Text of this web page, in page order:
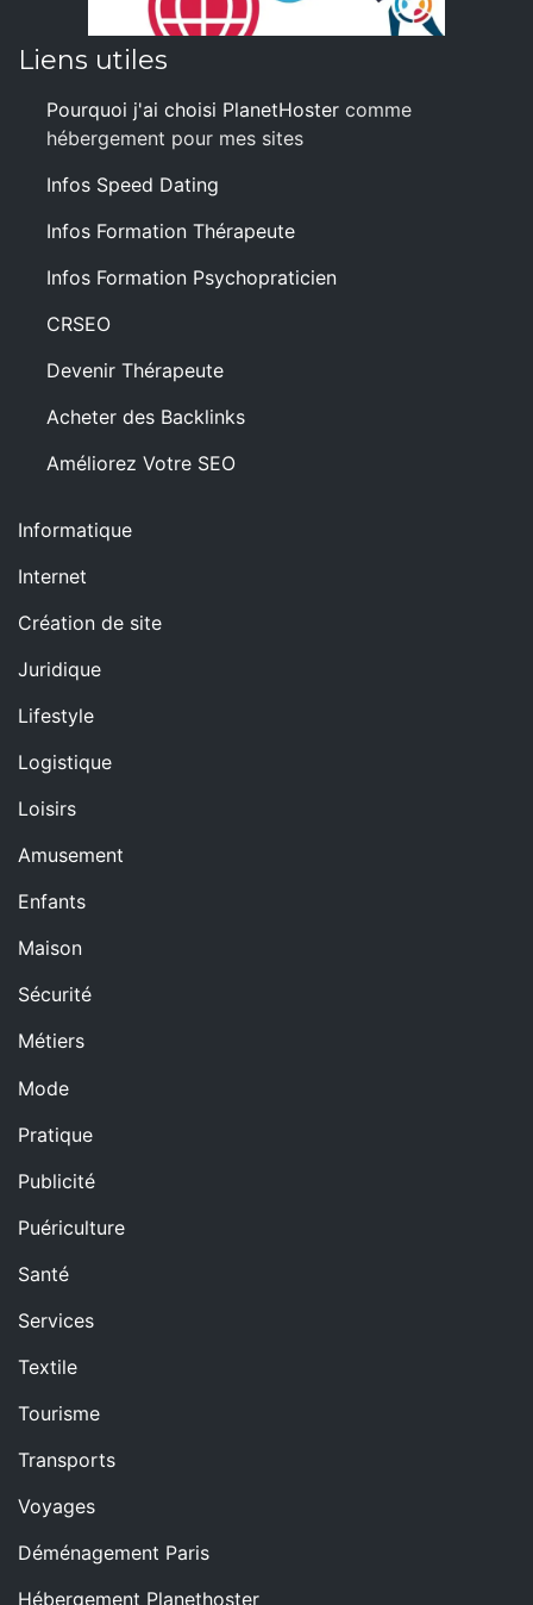
Liens utiles
Pourquoi j'ai choisi PlanetHoster comme
hébergement pour mes sites
Infos Speed Dating
Infos Formation Thérapeute
Infos Formation Psychopraticien
CRSEO
Devenir Thérapeute
Acheter des Backlinks
Améliorez Votre SEO
Informatique
Internet
Création de site
Juridique
Lifestyle
Logistique
Loisirs
Amusement
Enfants
Maison
Sécurité
Métiers
Mode
Pratique
Publicité
Puériculture
Santé
Services
Textile
Tourisme
Transports
Voyages
Déménagement Paris
Hébergement Planethoster